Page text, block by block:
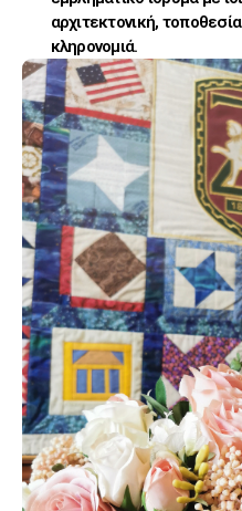
αρχιτεκτονική,
κληρονομιά.